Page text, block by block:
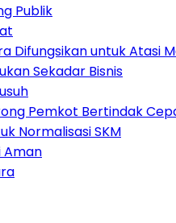
Publik
Difungsikan untuk Atasi
Sekadar Bisnis
Pemkot Bertindak
Normalisasi SKM
Aman